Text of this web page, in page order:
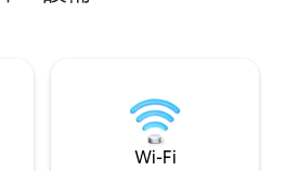
す。可能であれ
でも構いませ
ください！
Wi-Fi